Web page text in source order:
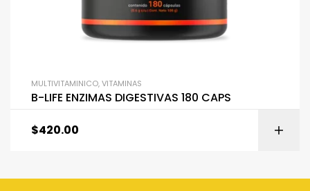
MULTIVITAMINICO,VITAMINAS
B-LIFE ENZIMAS DIGESTIVAS 180 CAPS
$420.00